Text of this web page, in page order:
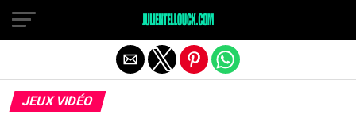
JEUX VIDÉO